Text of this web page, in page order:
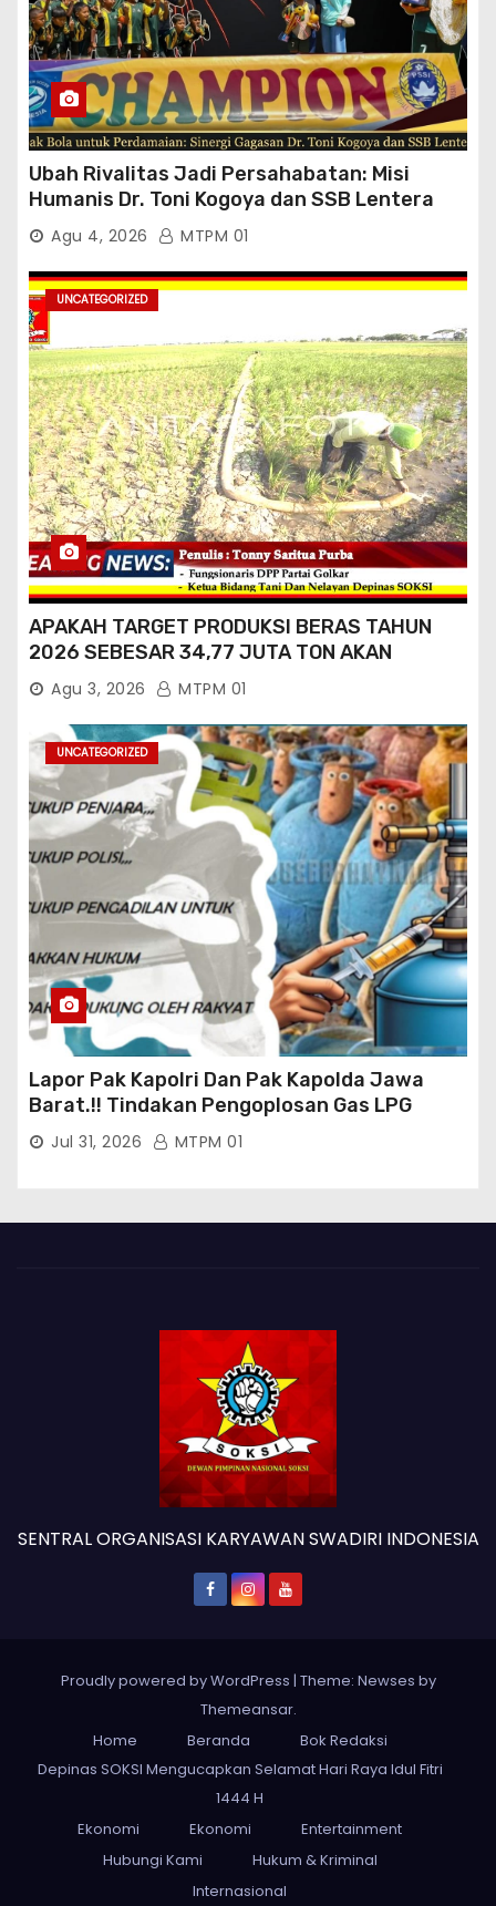
Ubah Rivalitas Jadi Persahabatan: Misi
Humanis Dr. Toni Kogoya dan SSB Lentera
TimurAgu 4, 2026 MTPM 01
UNCATEGORIZED
APAKAH TARGET PRODUKSI BERAS TAHUN
2026 SEBESAR 34,77 JUTA TON AKAN
TERCAPAI ?
Agu 3, 2026 MTPM 01
UNCATEGORIZED
Lapor Pak Kapolri Dan Pak Kapolda Jawa
Barat.!! Tindakan Pengoplosan Gas LPG
Bersubsidi Marak Terjadi Di Kabupaten Bogor
Persisnya di Babakan Madang: Tim
Jul 31, 2026 MTPM 01
SENTRAL ORGANISASI KARYAWAN SWADIRI INDONESIA
Proudly powered by WordPress | Theme: Newses by
Themeansar.
Home
Beranda
Bok Redaksi
Depinas SOKSI Mengucapkan Selamat Hari Raya Idul Fitri
1444 H
Ekonomi
Ekonomi
Entertainment
Hubungi Kami
Hukum & Kriminal
Internasional